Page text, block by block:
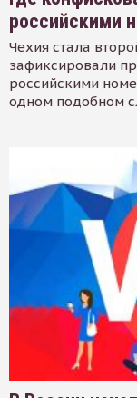
российскими
Чехия стала
зафиксировали
российскими
одном подобном